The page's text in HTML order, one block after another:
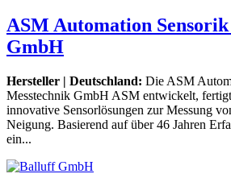
ASM Automation
GmbH
Hersteller | Deutschland: Die ASM
Messtechnik GmbH ASM entwickelt,
innovative Sensorlösungen zur Messung
Neigung. Basierend auf über 46 Jahren
ein...